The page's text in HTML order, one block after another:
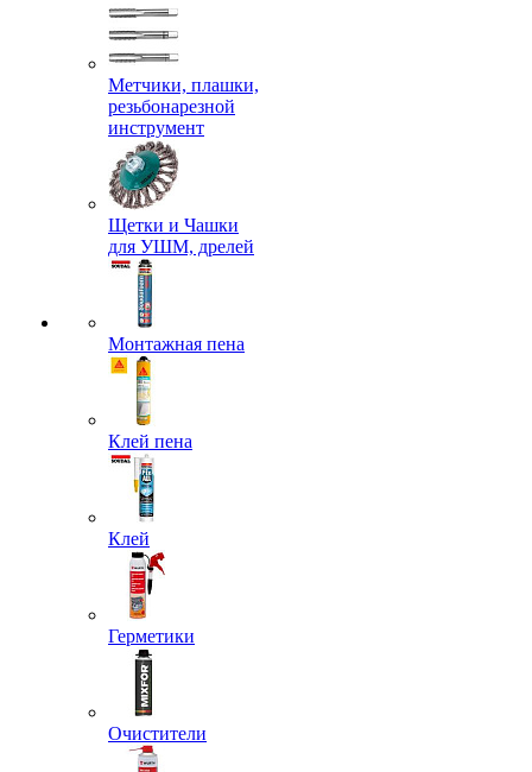
Метчики, плашки,
резьбонарезной
инструмент
Щетки и Чашки
для УШМ, дрелей
Монтажная пена
Клей пена
Клей
Герметики
Очистители